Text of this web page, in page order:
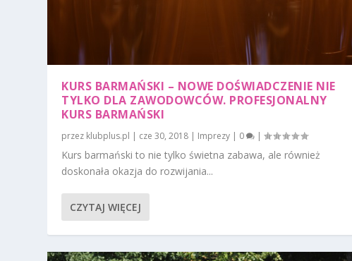
KURS BARMAŃSKI – NOWE DOŚWIADCZENIE NIE
TYLKO DLA ZAWODOWCÓW. PROFESJONALNY
KURS BARMAŃSKI
przez klubplus.pl | cze 30, 2018 | Imprezy | 0 |
Kurs barmański to nie tylko świetna zabawa, ale również
doskonała okazja do rozwijania...
CZYTAJ WIĘCEJ